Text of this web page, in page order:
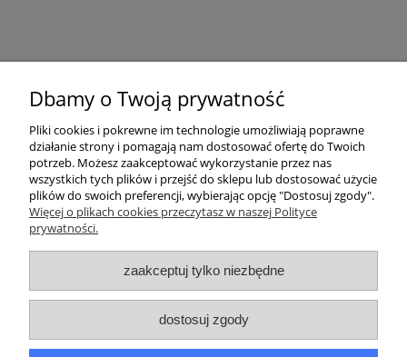
Pomoc
Moje konto
Płatności i dostawa
Informacje
Dbamy o Twoją prywatność
Pliki cookies i pokrewne im technologie umożliwiają poprawne
działanie strony i pomagają nam dostosować ofertę do Twoich
potrzeb. Możesz zaakceptować wykorzystanie przez nas
wszystkich tych plików i przejść do sklepu lub dostosować użycie
plików do swoich preferencji, wybierając opcję "Dostosuj zgody".
Więcej o plikach cookies przeczytasz w naszej Polityce
prywatności.
zaakceptuj tylko niezbędne
dostosuj zgody